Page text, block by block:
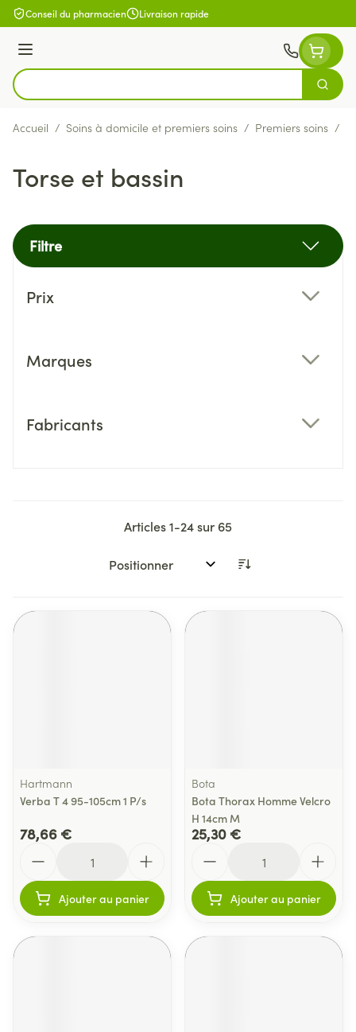
Aller au contenu
Conseil du pharmacien Livraison rapide
Menu
Rechercher
Accueil / Soins à domicile et premiers soins / Premiers soins /
Torse et bassin
Filtre
Prix
Marques
Fabricants
Articles1-24sur 65
Trier par:
Hartmann
Verba T 4 95-105cm 1 P/s
78,66 €
Ajouter au panier
Bota
Bota Thorax Homme Velcro
H 14cm M
25,30 €
Ajouter au panier